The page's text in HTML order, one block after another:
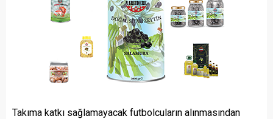
Takıma katkı sağlamayacak futbolcuların alınmasından